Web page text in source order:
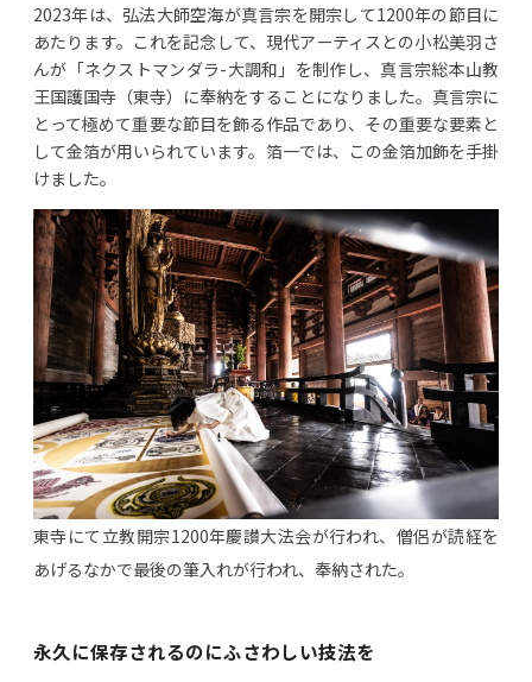
2023年は、弘法大師空海が真言宗を開宗して1200年の節目に
あたります。これを記念して、現代アーティスとの小松美羽さ
んが「ネクストマンダラ-大調和」を制作し、真言宗総本山教
王国護国寺（東寺）に奉納をすることになりました。真言宗に
とって極めて重要な節目を飾る作品であり、その重要な要素と
して金箔が用いられています。箔一では、この金箔加飾を手掛
けました。
東寺にて立教開宗1200年慶讃大法会が行われ、僧侶が読経を
あげるなかで最後の筆入れが行われ、奉納された。
永久に保存されるのにふさわしい技法を